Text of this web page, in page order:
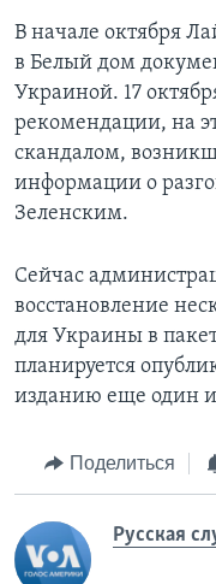
В начале октября
в Белый дом
Украиной. 17
рекомендации, на
скандалом,
информации о
Зеленским.
Сейчас
восстановление
для Украины в
планируется
изданию еще один
Поделиться
Русская